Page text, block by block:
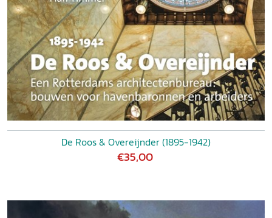
De Roos & Overeijnder (1895-1942)
€35,00